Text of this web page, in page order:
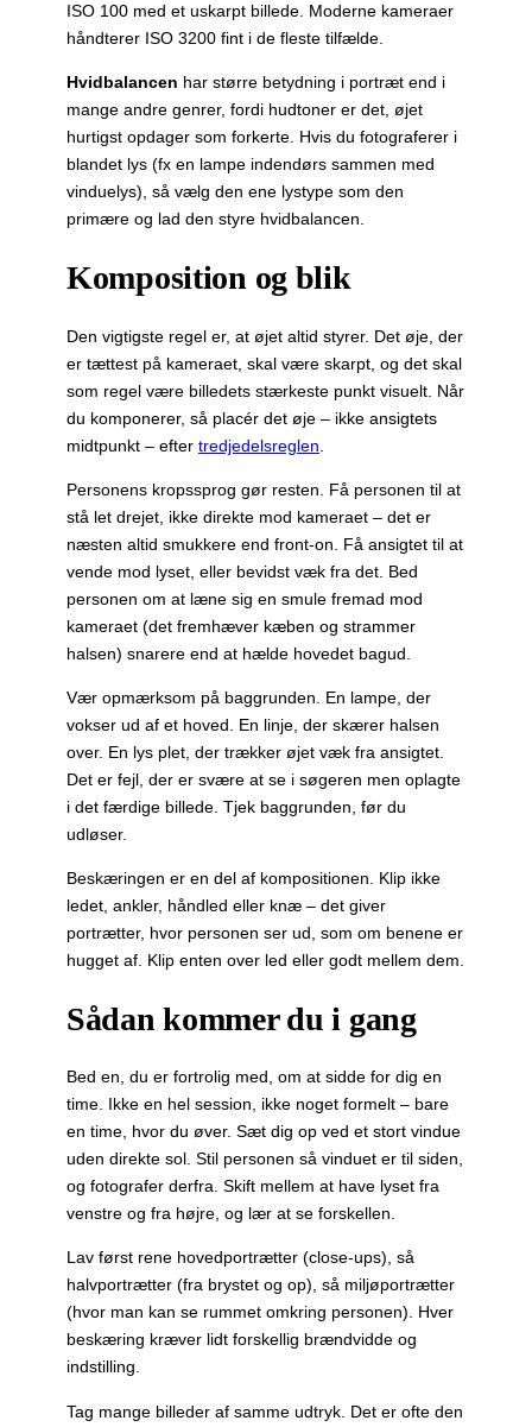
ISO 100 med et uskarpt billede. Moderne kameraer
håndterer ISO 3200 fint i de fleste tilfælde.
Hvidbalancen har større betydning i portræt end i
mange andre genrer, fordi hudtoner er det, øjet
hurtigst opdager som forkerte. Hvis du fotograferer i
blandet lys (fx en lampe indendørs sammen med
vinduelys), så vælg den ene lystype som den
primære og lad den styre hvidbalancen.
Komposition og blik
Den vigtigste regel er, at øjet altid styrer. Det øje, der
er tættest på kameraet, skal være skarpt, og det skal
som regel være billedets stærkeste punkt visuelt. Når
du komponerer, så placér det øje – ikke ansigtets
midtpunkt – efter tredjedelsreglen
Personens kropssprog gør resten. Få personen til at
stå let drejet, ikke direkte mod kameraet – det er
næsten altid smukkere end front-on. Få ansigtet til at
vende mod lyset, eller bevidst væk fra det. Bed
personen om at læne sig en smule fremad mod
kameraet (det fremhæver kæben og strammer
halsen) snarere end at hælde hovedet bagud.
Vær opmærksom på baggrunden. En lampe, der
vokser ud af et hoved. En linje, der skærer halsen
over. En lys plet, der trækker øjet væk fra ansigtet.
Det er fejl, der er svære at se i søgeren men oplagte
i det færdige billede. Tjek baggrunden, før du
udløser.
Beskæringen er en del af kompositionen. Klip ikke
ledet, ankler, håndled eller knæ – det giver
portrætter, hvor personen ser ud, som om benene er
hugget af. Klip enten over led eller godt mellem dem.
Sådan kommer du i gang
Bed en, du er fortrolig med, om at sidde for dig en
time. Ikke en hel session, ikke noget formelt – bare
en time, hvor du øver. Sæt dig op ved et stort vindue
uden direkte sol. Stil personen så vinduet er til siden,
og fotografer derfra. Skift mellem at have lyset fra
venstre og fra højre, og lær at se forskellen.
Lav først rene hovedportrætter (close-ups), så
halvportrætter (fra brystet og op), så miljøportrætter
(hvor man kan se rummet omkring personen). Hver
beskæring kræver lidt forskellig brændvidde og
indstilling.
Tag mange billeder af samme udtryk. Det er ofte den